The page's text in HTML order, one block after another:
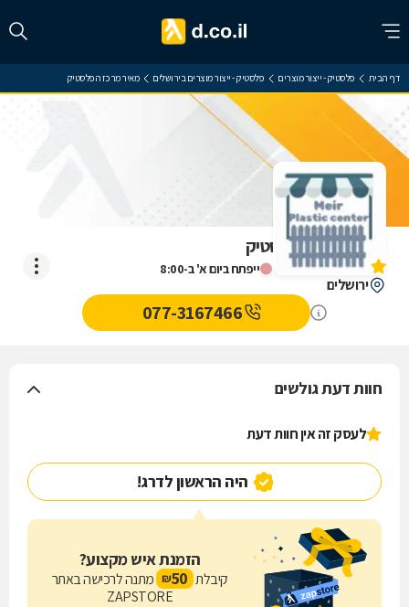
דף הבית פלסטיק - ייצור מוצרים פלסטיק - ייצור מוצרים בירושלים מאיר מרכז הפלסטיק
ייפתח ביום א' ב-8:00
מאיר מרכז הפלסטיק
אין עדיין חוות דעת
ירושלים
077-3167466
חוות דעת גולשים
לעסק זה אין חוות דעת
היה הראשון לדרג!
הזמנת איש מקצוע?
קיבלת 50
₪ מתנה לרכישה באתר
ZAPSTORE